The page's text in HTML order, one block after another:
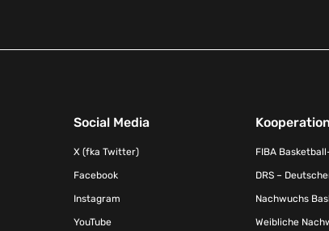
Social Media
X (fka Twitter)
Facebook
Instagram
YouTube
FIBA
DRS –
Nachwuchs
Weibliche